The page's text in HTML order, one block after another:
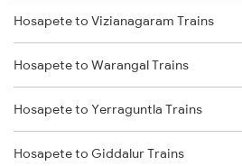
Hubli to Haveri Trains
Hosapete to Vizianagaram Trains
Hosapete to Warangal Trains
Hosapete to Yerraguntla Trains
Hosapete to Giddalur Trains